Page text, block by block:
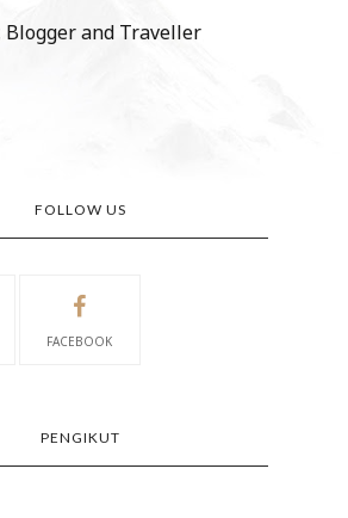
Blogger and Traveller
FOLLOW US
FACEBOOK
PENGIKUT